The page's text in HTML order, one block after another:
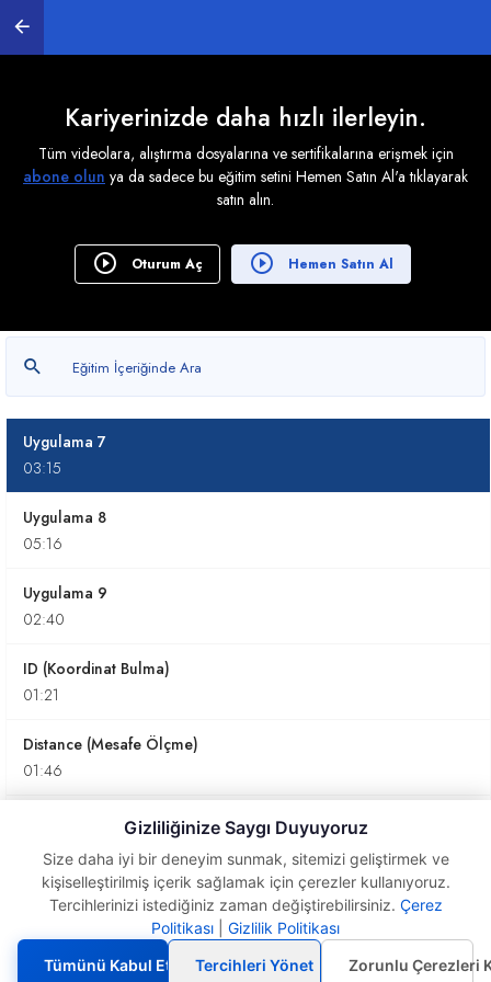
Kariyerinizde daha hızlı ilerleyin.
Tüm videolara, alıştırma dosyalarına ve sertifikalarına erişmek için
abone olun ya da sadece bu eğitim setini Hemen Satın Al'a tıklayarak
satın alın.
Oturum Aç Hemen Satın Al
06:13
Chamfer (Pah Kırma)
Uygulama 6
03:30
Uygulama 7
03:15
Uygulama 8
05:16
Uygulama 9
02:40
ID (Koordinat Bulma)
01:21
Distance (Mesafe Ölçme)
01:46
Area (Alan Hesaplama)
List (Listeleme)
Time (Tarih)
7
Gizliliğinize Saygı Duyuyoruz
Size daha iyi bir deneyim sunmak, sitemizi geliştirmek ve
kişiselleştirilmiş içerik sağlamak için çerezler kullanıyoruz.
Tercihlerinizi istediğiniz zaman değiştirebilirsiniz. Çerez
Politikası
Gizlilik Politikası
Tümünü Kabul Et
Tercihleri Yönet Zorunlu Çerezleri